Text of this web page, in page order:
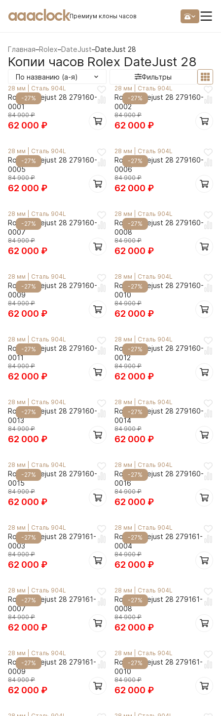
aaaclockПремиум клоны часов
Главная–Rolex–DateJust–DateJust 28
Копии часов Rolex DateJust 28
По названию (а-я) Фильтры
-27%
28 мм Сталь 904L
Rolex Datejust 28 279160-
0001
84 900₽
62 000 ₽
-27%
28 мм Сталь 904L
Rolex Datejust 28 279160-
0002
84 900₽
62 000 ₽
-27%
28 мм Сталь 904L
Rolex Datejust 28 279160-
0005
84 900₽
62 000 ₽
-27%
28 мм Сталь 904L
Rolex Datejust 28 279160-
0006
84 900₽
62 000 ₽
-27%
28 мм Сталь 904L
Rolex Datejust 28 279160-
0007
84 900₽
62 000 ₽
-27%
28 мм Сталь 904L
Rolex Datejust 28 279160-
0008
84 900₽
62 000 ₽
-27%
28 мм Сталь 904L
Rolex Datejust 28 279160-
0009
84 900₽
62 000 ₽
-27%
28 мм Сталь 904L
Rolex Datejust 28 279160-
0010
84 900₽
62 000 ₽
-27%
28 мм Сталь 904L
Rolex Datejust 28 279160-
0011
84 900₽
62 000 ₽
-27%
28 мм Сталь 904L
Rolex Datejust 28 279160-
0012
84 900₽
62 000 ₽
-27%
28 мм Сталь 904L
Rolex Datejust 28 279160-
0013
84 900₽
62 000 ₽
-27%
28 мм Сталь 904L
Rolex Datejust 28 279160-
0014
84 900₽
62 000 ₽
-27%
28 мм Сталь 904L
Rolex Datejust 28 279160-
0015
84 900₽
62 000 ₽
-27%
28 мм Сталь 904L
Rolex Datejust 28 279160-
0016
84 900₽
62 000 ₽
-27%
28 мм Сталь 904L
Rolex Datejust 28 279161-
0003
84 900₽
62 000 ₽
-27%
28 мм Сталь 904L
Rolex Datejust 28 279161-
0004
84 900₽
62 000 ₽
-27%
28 мм Сталь 904L
Rolex Datejust 28 279161-
0007
84 900₽
62 000 ₽
-27%
28 мм Сталь 904L
Rolex Datejust 28 279161-
0008
84 900₽
62 000 ₽
-27%
28 мм Сталь 904L
Rolex Datejust 28 279161-
0009
84 900₽
62 000 ₽
-27%
28 мм Сталь 904L
Rolex Datejust 28 279161-
0010
84 900₽
62 000 ₽